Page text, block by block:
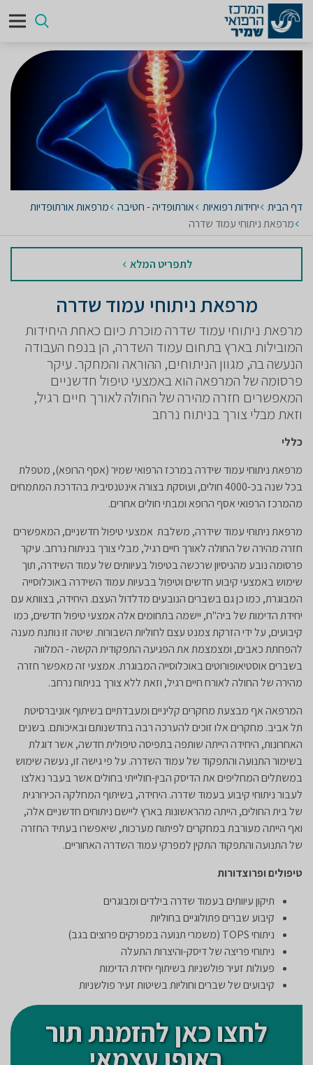
דף הבית יחידות רפואיות אורתופדיה - חטיבה
מרפאות אורתופדיות
מרפאת ניתוחי עמוד שדרה
לתפריט המלא
מרפאת ניתוחי עמוד שדרה
מרפאת ניתוחי עמוד שדרה מוכרת כיום כאחת היחידות
המובילות בארץ בתחום עמוד השדרה, הן בנפח העבודה
הנעשה בה, מגוון הניתוחים, ההוראה והמחקר. עיקר
פרסומה של המרפאה הוא באמצעי טיפול חדשניים
המאפשרים חזרה מהירה של החולה לאורך חיים רגיל,
וזאת מבלי צורך בניתוח נרחב
כללי
מרפאת ניתוחי עמוד שידרה במרכז הרפואי שמיר (אסף הרופא), מטפלת
בכל שנה בכ-4000 חולים, ועוסקת בצורה אינטנסיבית בהדרכת המתמחים
מהמרכז הרפואי אסף הרופא ומבתי חולים אחרים.
מרפאת ניתוחי עמוד שידרה, משלבת אמצעי טיפול חדשניים, המאפשרים
חזרה מהירה של החולה לאורך חיים רגיל, מבלי צורך בניתוח נרחב. עיקר
פרסומה נובע מהניסיון שרכשה בטיפול בעיוותים של עמוד השידרה, תוך
שימוש באמצעי קיבוע חדשים וטיפול בבעיות עמוד השידרה באוכלוסייה
המבוגרת, כמו כן גם בשברים הנובעים מדלדול העצם. היחידה, בצוותא עם
יחידת הדימות של ביה"ח, יישמה בתחומים אלה אמצעי טיפול חדשים, כמו
קיבועים, על ידי הזרקת צמנט עצם לחוליות השבורות. שיטה זו נותנת מענה
להפחתת כאבים, ומצמצמת את הפגיעה התפקודית הקשה - המלווה
בשברים אוסטיאופורוטים באוכלוסייה המבוגרת. אמצעי זה מאפשר חזרה
מהירה של החולה לאורח חיים רגיל, וזאת ללא צורך בניתוח נרחב.
המרפאה אף מבצעת מחקרים קליניים ומעבדתיים בשיתוף אוניברסיטת
תל אביב. מחקרים אלו זוכים להערכה רבה בחדשנותם ובאיכותם. בשנים
האחרונות, היחידה הייתה שותפה בתפיסה טיפולית חדשה, אשר דוגלת
בשימור התנועה והתפקוד של עמוד השדרה. על פי גישה זו, נעשה שימוש
במשתלים המחליפים את הדיסק הבין-חולייתי בחולים אשר בעבר נאלצו
לעבור ניתוחי קיבוע בעמוד שדרה. היחידה, בשיתוף המחלקה הכירורגית
של בית החולים, הייתה מהראשונות בארץ ליישם ניתוחים חדשניים אלה,
ואף הייתה מעורבת במחקרים לפיתוח מערכות, שיאפשרו בעתיד החזרה
של התנועה והתפקוד התקין למפרקי עמוד השדרה האחוריים.
טיפולים ופרוצדורות
תיקון עיוותים בעמוד שדרה בילדים ומבוגרים
קיבוע שברים פתולוגיים בחוליות
ניתוחי TOPS (משמרי תנועה במפרקים פרוצים בגב)
ניתוחי פריצה של דיסק-והיצרות התעלה
פעולות זעיר פולשניות בשיתוף יחידת הדימות
קיבועים של שברים וחוליות בשיטות זעיר פולשניות
לחצו כאן להזמנת תור